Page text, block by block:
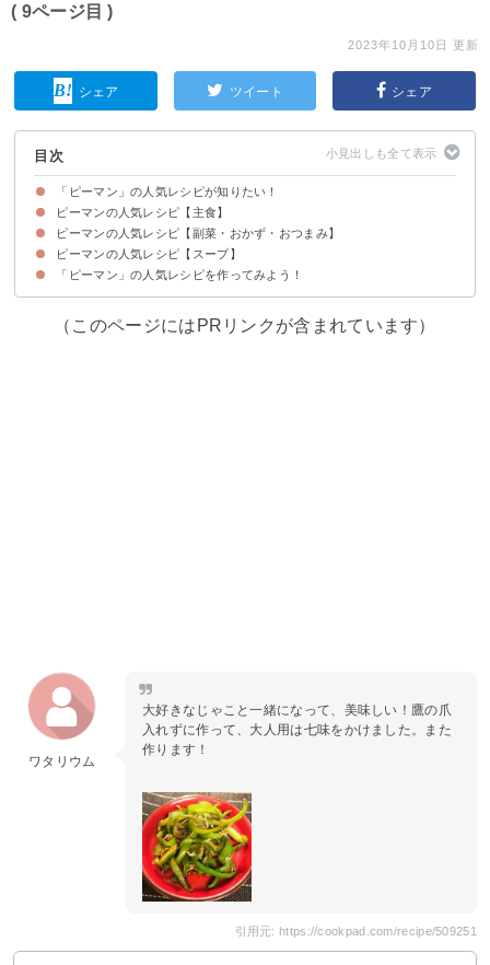
( 9ページ目 )
2023年10月10日 更新
シェア ツイート シェア
目次
「ピーマン」の人気レシピが知りたい！
ピーマンの人気レシピ【主食】
【つくれぽ1380件】ピーマンと豚こまのオイスター丼
【つくれぽ383件】ピーマン大量消費！チンジャオロース丼
【つくれぽ141件】ひき肉と春雨のとろみ丼
【つくれぽ59件】なすとピーマンと豚肉のみそ炒め丼！豚こまでも
ピーマンの人気レシピ【副菜・おかず・おつまみ】
【つくれぽ8719件】ツナ缶入り！やみつき無限ピーマン【動画】
【つくれぽ3862件】失敗なしのピーマン肉詰め【動画】
【つくれぽ10000件超！】ピーマン豚なす炒め【動画】
【つくれぽ10000件超！】フライパン一つでピーマンの肉詰め【動画】
【つくれぽ3326件】ピーマンだけで！ピーマンの煮びたし【動画】
【つくれぽ2927件】ピーマンと牛肉の甘辛炒め【動画】
【つくれぽ1978件】豚肉とピーマンだけ！オイスターソース炒め【動画】
【つくれぽ2651件】人参とピーマンだけで！簡単きんぴら
【つくれぽ1223件】豚肉とピーマンだけ！和風チンジャオロース【動画】
【つくれぽ4611件】ピーマンとちくわのきんぴら
【つくれぽ1179件】椎茸とピーマンで作るバター醬油炒め
【つくれぽ7954件】ピーマンと鶏むね肉の簡単中華炒め【動画】
【つくれぽ4589件】シンプルな美味しさ！ピーマンのおかか和え【動画】
【つくれぽ1992件】大量消費にぴったり！ピーマンと鶏むね肉の細切り炒め
【つくれぽ1610件】ピーマンとジャガイモのオイスター炒め
【つくれぽ4520件】材料たった3つ！ツナピーマン【動画】
【つくれぽ5411件】ピーマン春雨！大量消費にも
【つくれぽ1996件】ピーマンと卵の味噌マヨ炒め【動画】
【つくれぽ1693件】じゃことピーマンだけ！きんぴら風和え物
【つくれぽ2162件】油揚げとピーマンのオイスター炒め【動画】
【つくれぽ2417件】鶏肉とピーマンのニンニク醤油炒め【動画】
【つくれぽ2720件】鶏肉となすとピーマンの甘酢あん
【つくれぽ3299件】ささみとピーマンの醤油マヨ炒め
【つくれぽ4483件】なすとピーマンで1品！甘酢炒め
【つくれぽ2041件】大量消費レシピ！ピーマンと人参のゴマ味噌和え
【つくれぽ6537件】ピーマンの肉詰め！とろみタレで
【つくれぽ2042件】ピーマンとツナで！やみつきピーマン
【つくれぽ2301件】ピーマンのなす味噌！大量消費にもおすすめ【動画】
ピーマンの人気レシピ【スープ】
【つくれぽ46件】ピーマンとふわふわ卵の中華スープ
【つくれぽ141件】乾燥わかめとピーマンの味噌汁
【つくれぽ68件】ベーコンとピーマンのコンソメスープ
「ピーマン」の人気レシピを作ってみよう！
（このページにはPRリンクが含まれています）
ワタリウム
大好きなじゃこと一緒になって、美味しい！鷹の爪
入れずに作って、大人用は七味をかけました。また
作ります！
引用元: https://cookpad.com/recipe/509251